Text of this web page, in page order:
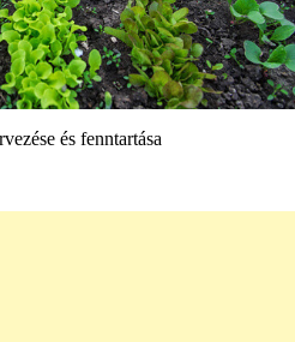
és fenntartása